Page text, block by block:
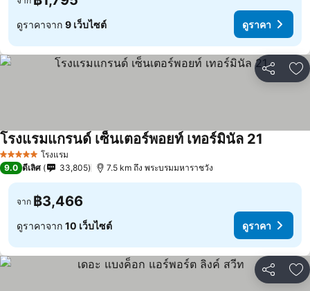
ดูราคาจาก 9 เว็บไซต์ ดูราคา
แชร์ เ
5 ดาว โรงแรม
โรงแรมแกรนด์ เซ็นเตอร์พอยท์ เทอร์มินัล 21
9.0 ดีเลิศ 33,805 7.5 km ถึง พระบรมมหาราชวัง
จาก ฿3,466
ดูราคาจาก 10 เว็บไซต์ ดูราคา
แชร์ เ